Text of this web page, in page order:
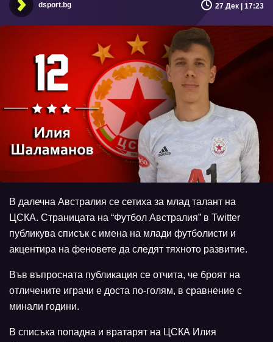
dsport.bg 27 Дек | 17:23
В далечна Австралия се сетиха за млад талант на
ЦСКА. Страницата на “Футбол Австралия” в Twitter
публикува списък с имена на млади футболисти и
акцентира на феновете да следят тяхното развитие.
Във въпросната публикация се отчита, че броят на
отличените играчи е доста по-голям, в сравнение с
минали години.
В списъка попадна и вратарят на ЦСКА Илия